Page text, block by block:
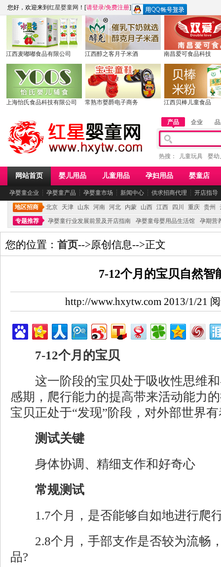
您好，欢迎来到 红星婴童网 ！[请登录/免费注册]
江西麦嘟嘟食品有限公司 江西醇之客月子米酒 南昌爱可食品科技
上海怡氏食品科技有限公司 常熟市婴爵电子商务 江西贝棒儿童食品
产品 企业
热搜： 儿童玩具 婴幼
网站首页 婴儿用品 儿童用品 孕妇用品 婴童店
孕婴童企业 ┆ 孕婴童产品 ┆ 孕婴童市场 ┆ 新闻中心 ┆ 供求招商代理 ┆ 开店指导
地区招商 北京 天津 山东 河南 河北 内蒙 山西 江西 四川 重庆 贵州
专题推荐
孕婴童行业发展前景及开店指南 孕婴童母婴用品生活馆 孕期营
您的位置： 首页-->原创信息-->正文
7-12个月的宝贝自然智
http://www.hxytw.com 2013/1/21
7-12个月的宝贝
这一阶段的宝贝处于吸收性思维和
感期，爬行能力的提高带来活动能力
宝贝正处于“发现”阶段，对外部世界
测试关键
身体协调、精细支作和好奇心
常规测试
1.7个月，是否能够自如地进行爬
2.8个月，手部支作是否较为流畅
品?